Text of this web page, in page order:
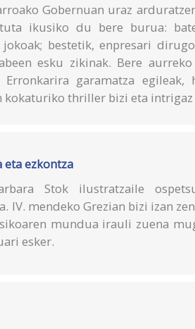
Gobernuan uraz
ikusiko du bere burua:
bestetik, enpresari
esku zikinak. Bere
Erronkarira garamatza
kokaturiko thriller bizi eta
eta ezkontza
Stok ilustratzaile
IV. mendeko Grezian bizi izan
mundua irauli zuena
esker.